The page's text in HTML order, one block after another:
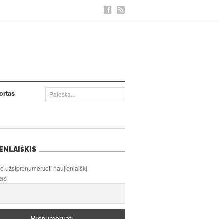
užsiprenumeruoti naujienlaiškį.